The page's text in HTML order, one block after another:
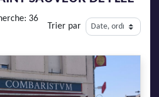
36
Trier par